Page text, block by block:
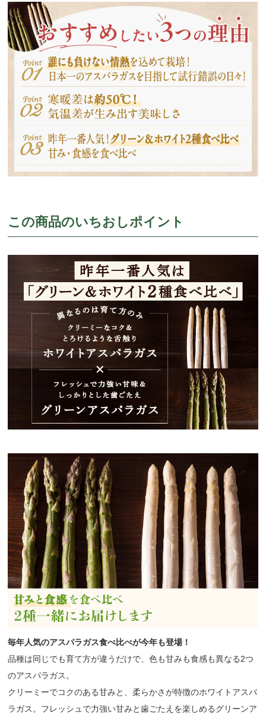
この商品のいちおしポイント
毎年人気のアスパラガス食べ比べが今年も登場！
品種は同じでも育て方が違うだけで、色も甘みも食感も異なる2つ
のアスパラガス。
クリーミーでコクのある甘みと、柔らかさが特徴のホワイトアスパ
ラガス。フレッシュで力強い甘みと歯ごたえを楽しめるグリーンア